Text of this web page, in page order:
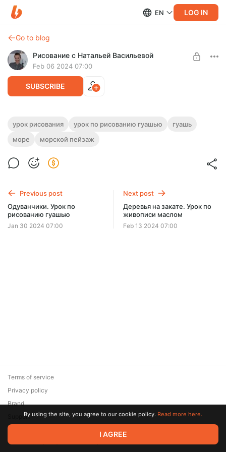
EN LOG IN
Go to blog
Рисование с Натальей Васильевой
Feb 06 2024 07:00
SUBSCRIBE
Море и туман. Урок по рисованию
гуашью
Длительность урока - 1 час 14 минут.
Level required:
урок рисования урок по рисованию гуашью
гуашь
море
морской пейзаж
Previous post
Одуванчики. Урок по
рисованию гуашью
Jan 30 2024 07:00
Next post
Деревья на закате. Урок по
живописи маслом
Feb 13 2024 07:00
© 2026 Zaya Solutions Limited. All rights reserved. All trademarks
are the property of their respective owners.
Terms of service
Privacy policy
Brand
SupportBy using the site, you agree to our cookie policy. Read more here.
I AGREE